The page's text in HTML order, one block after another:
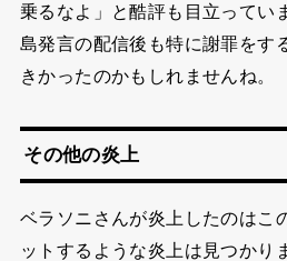
乗るなよ」と酷評も目立ってい
島発言の配信後も特に謝罪をす
きかったのかもしれませんね。
その他の炎上
ベラソニさんが炎上したのはこ
ットするような炎上は見つかり